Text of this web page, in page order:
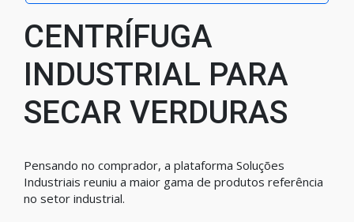
CENTRÍFUGA
INDUSTRIAL PARA
SECAR VERDURAS
Pensando no comprador, a plataforma Soluções
Industriais reuniu a maior gama de produtos referência
no setor industrial.